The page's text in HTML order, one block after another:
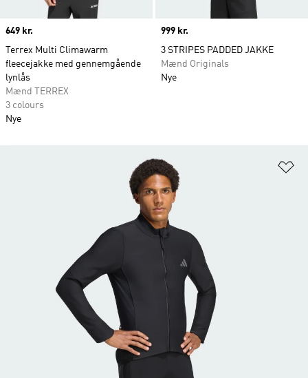
Price
649 kr.
Terrex Multi Climawarm
fleecejakke med gennemgående
lynlås
Mænd TERREX
3 colours
Nye
Price
999 kr.
3 STRIPES PADDED JAKKE
Mænd Originals
Nye